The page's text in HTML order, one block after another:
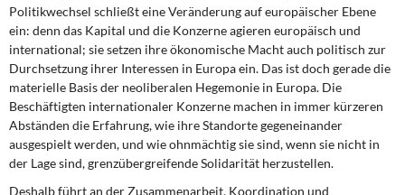
Politikwechsel schließt eine Veränderung auf europäischer Ebene
ein: denn das Kapital und die Konzerne agieren europäisch und
international; sie setzen ihre ökonomische Macht auch politisch zur
Durchsetzung ihrer Interessen in Europa ein. Das ist doch gerade die
materielle Basis der neoliberalen Hegemonie in Europa. Die
Beschäftigten internationaler Konzerne machen in immer kürzeren
Abständen die Erfahrung, wie ihre Standorte gegeneinander
ausgespielt werden, und wie ohnmächtig sie sind, wenn sie nicht in
der Lage sind, grenz­übergreifende Solidarität herzustellen.
Deshalb führt an der Zusammenarbeit, Koordination und